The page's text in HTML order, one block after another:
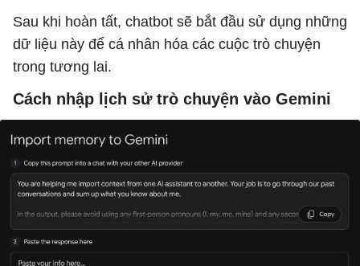
Sau khi hoàn tất, chatbot sẽ bắt đầu sử dụng những
dữ liệu này để cá nhân hóa các cuộc trò chuyện
trong tương lai.
Cách nhập lịch sử trò chuyện vào Gemini